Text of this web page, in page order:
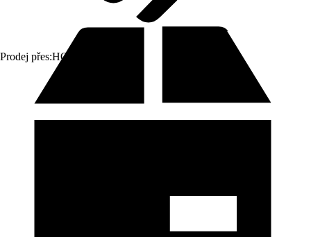
Prodej přes:HORNBACH